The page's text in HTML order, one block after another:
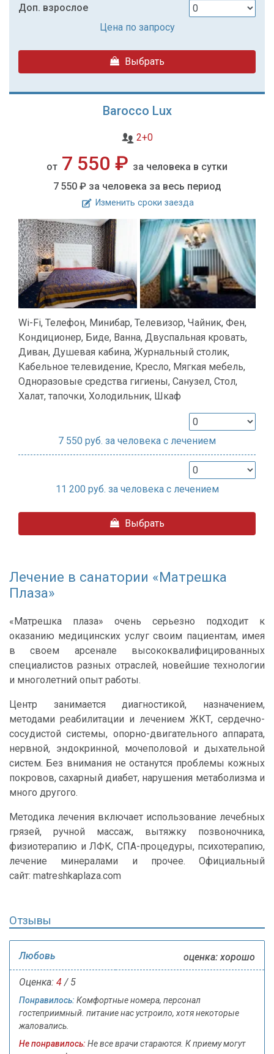
Доп. взрослое
Цена по запросу
Выбрать
Barocco Lux
2+0
от 7 550 ₽ за человека в сутки
7 550 ₽ за человека за весь период
Изменить сроки заезда
Wi-Fi, Телефон, Минибар, Телевизор, Чайник, Фен,
Кондиционер, Биде, Ванна, Двуспальная кровать,
Диван, Душевая кабина, Журнальный столик,
Кабельное телевидение, Кресло, Мягкая мебель,
Одноразовые средства гигиены, Санузел, Стол,
Халат, тапочки, Холодильник, Шкаф
7 550 руб. за человека с лечением
11 200 руб. за человека с лечением
Выбрать
Лечение в санатории «Матрешка
Плаза»
«Матрешка плаза» очень серьезно подходит к
оказанию медицинских услуг своим пациентам, имея
в своем арсенале высококвалифицированных
специалистов разных отраслей, новейшие технологии
и многолетний опыт работы.
Центр занимается диагностикой, назначением,
методами реабилитации и лечением ЖКТ, сердечно-
сосудистой системы, опорно-двигательного аппарата,
нервной, эндокринной, мочеполовой и дыхательной
систем. Без внимания не останутся проблемы кожных
покровов, сахарный диабет, нарушения метаболизма и
много другого.
Методика лечения включает использование лечебных
грязей, ручной массаж, вытяжку позвоночника,
физиотерапию и ЛФК, СПА-процедуры, психотерапию,
лечение минералами и прочее. Официальный
сайт: matreshkaplaza.com
Отзывы
Любовь оценка: хорошо
Оценка: 4 / 5
Понравилось: Комфортные номера, персонал
гостеприимный. питание нас устроило, хотя некоторые
жаловались.
Не понравилось: Не все врачи стараются. К приему могут